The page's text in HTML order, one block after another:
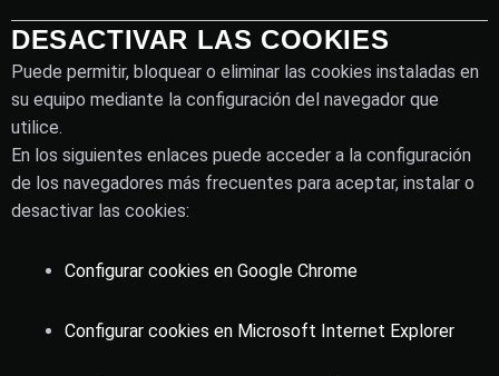
DESACTIVAR LAS COOKIES
Puede permitir, bloquear o eliminar las cookies instaladas en
su equipo mediante la configuración del navegador que
utilice.
En los siguientes enlaces puede acceder a la configuración
de los navegadores más frecuentes para aceptar, instalar o
desactivar las cookies:
Configurar cookies en Google Chrome
Configurar cookies en Microsoft Internet Explorer